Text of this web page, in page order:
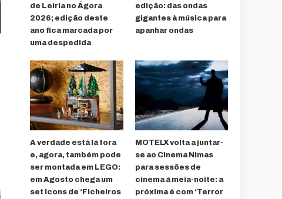
de Leiria no Ágora
2026; edição deste
ano fica marcada por
uma despedida
edição: das ondas
gigantes à música para
apanhar ondas
A verdade está lá fora
e, agora, também pode
ser montada em LEGO:
em Agosto chega um
set Icons de ‘Ficheiros
MOTELX volta a juntar-
se ao Cinema Nimas
para sessões de
cinema à meia-noite: a
próxima é com ‘Terror